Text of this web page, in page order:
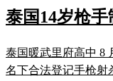
泰国14岁枪
泰国暖武里府高中 8
名下合法登记手枪射